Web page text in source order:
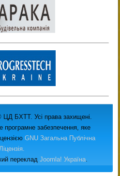
ЦД БХТТ. Усі права захищені.
програмне забезпечення, яке
GNU Загальна Публічна
Ліцензія.
переклад Joomla! Україна